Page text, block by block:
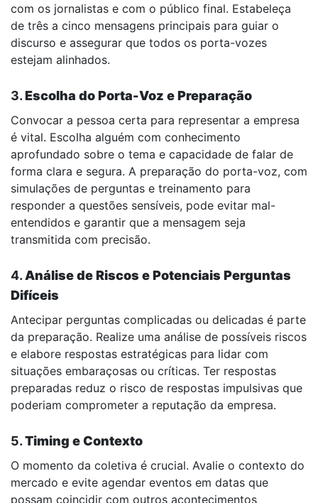
com os jornalistas e com o público final. Estabeleça
de três a cinco mensagens principais para guiar o
discurso e assegurar que todos os porta-vozes
estejam alinhados.
3.Escolha do Porta-Voz e Preparação
Convocar a pessoa certa para representar a empresa
é vital. Escolha alguém com conhecimento
aprofundado sobre o tema e capacidade de falar de
forma clara e segura. A preparação do porta-voz, com
simulações de perguntas e treinamento para
responder a questões sensíveis, pode evitar mal-
entendidos e garantir que a mensagem seja
transmitida com precisão.
4.Análise de Riscos e Potenciais Perguntas
Difíceis
Antecipar perguntas complicadas ou delicadas é parte
da preparação. Realize uma análise de possíveis riscos
e elabore respostas estratégicas para lidar com
situações embaraçosas ou críticas. Ter respostas
preparadas reduz o risco de respostas impulsivas que
poderiam comprometer a reputação da empresa.
5.Timing e Contexto
O momento da coletiva é crucial. Avalie o contexto do
mercado e evite agendar eventos em datas que
possam coincidir com outros acontecimentos